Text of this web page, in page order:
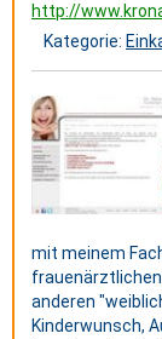
http://
Kategorie:
mit meinem
frauenärztlichen
anderen
Kinderwunsch,